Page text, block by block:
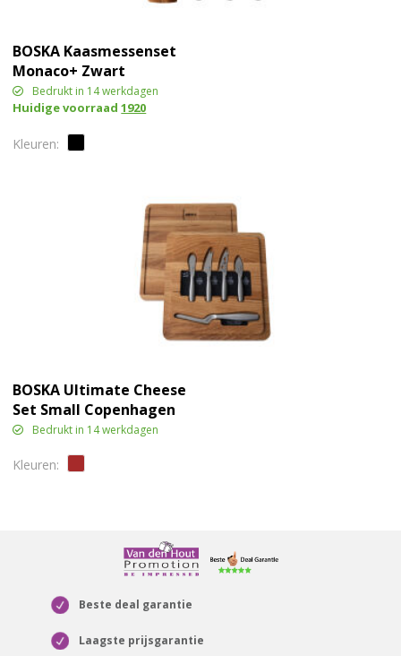
BOSKA Kaasmessenset
Monaco+ Zwart
Bedrukt in 14 werkdagen
Huidige voorraad1920
BOSKA Ultimate Cheese
Set Small Copenhagen
Bedrukt in 14 werkdagen
Beste deal garantie
Laagste prijsgarantie